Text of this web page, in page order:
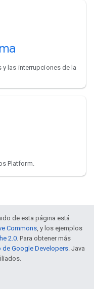
las interrupciones de la
Platform.
de esta página está
Commons, y los ejemplos
2.0. Para obtener más
Google Developers. Java